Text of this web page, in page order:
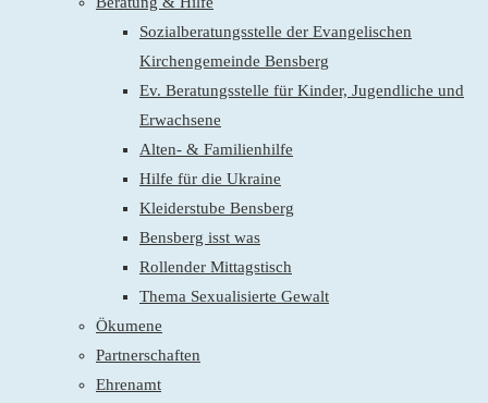
Sozialberatungsstelle der Evangelischen
Kirchengemeinde Bensberg
Ev. Beratungsstelle für Kinder, Jugendliche und
Erwachsene
Alten- & Familienhilfe
Hilfe für die Ukraine
Kleiderstube Bensberg
Bensberg isst was
Rollender Mittagstisch
Thema Sexualisierte Gewalt
Ökumene
Partnerschaften
Ehrenamt